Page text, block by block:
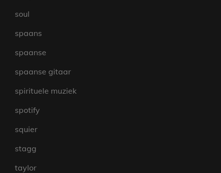
soul
spaans
spaanse
spaanse gitaar
spirituele muziek
spotify
squier
stagg
taylor